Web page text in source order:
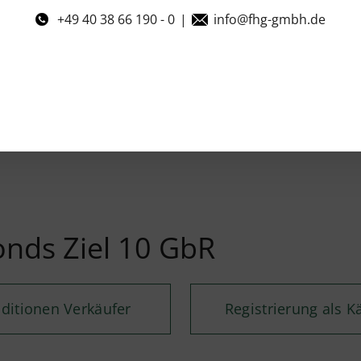
+49 40 38 66 190 - 0 | info@fhg-gmbh.de
Ziel 10 GbR
Verkäufer Registrierung als